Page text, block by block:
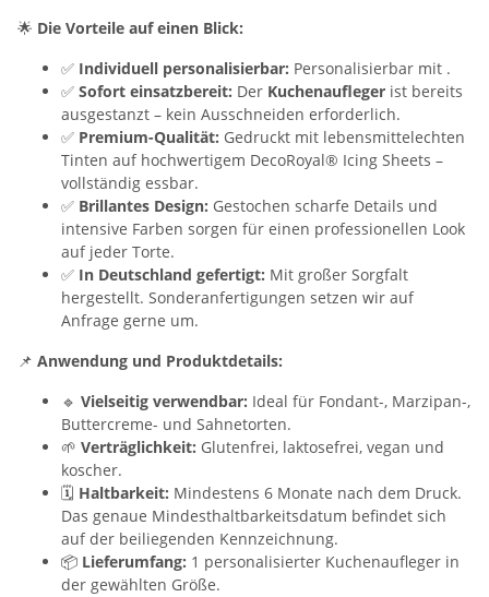
🌟 Die Vorteile auf einen Blick:
✅ Individuell personalisierbar: Personalisierbar mit .
✅ Sofort einsatzbereit: Der Kuchenaufleger ist bereits
ausgestanzt – kein Ausschneiden erforderlich.
✅ Premium-Qualität: Gedruckt mit lebensmittelechten
Tinten auf hochwertigem DecoRoyal® Icing Sheets –
vollständig essbar.
✅ Brillantes Design: Gestochen scharfe Details und
intensive Farben sorgen für einen professionellen Look
auf jeder Torte.
✅ In Deutschland gefertigt: Mit großer Sorgfalt
hergestellt. Sonderanfertigungen setzen wir auf
Anfrage gerne um.
📌 Anwendung und Produktdetails:
🔹 Vielseitig verwendbar: Ideal für Fondant-, Marzipan-,
Buttercreme- und Sahnetorten.
🌱 Verträglichkeit: Glutenfrei, laktosefrei, vegan und
koscher.
🗓️ Haltbarkeit: Mindestens 6 Monate nach dem Druck.
Das genaue Mindesthaltbarkeitsdatum befindet sich
auf der beiliegenden Kennzeichnung.
📦 Lieferumfang: 1 personalisierter Kuchenaufleger in
der gewählten Größe.